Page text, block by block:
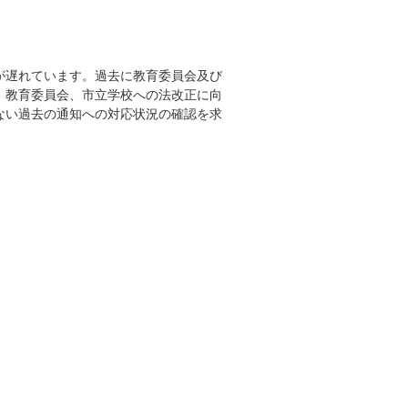
れています。過去に教育委員会及び
育委員会、市立学校への法改正に向
過去の通知への対応状況の確認を求